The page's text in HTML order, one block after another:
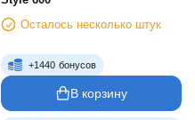
Осталось несколько штук
+1440 бонусов
В корзину